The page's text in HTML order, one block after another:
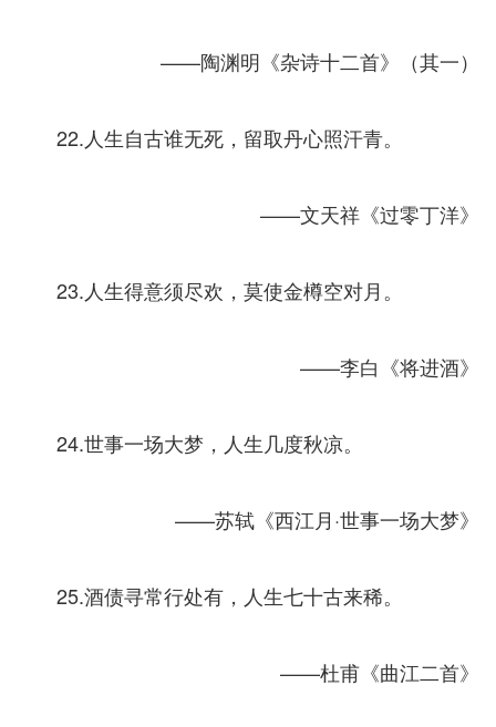
——陶渊明《杂诗十二首》（其一）
22.人生自古谁无死，留取丹心照汗青。
——文天祥《过零丁洋》
23.人生得意须尽欢，莫使金樽空对月。
——李白《将进酒》
24.世事一场大梦，人生几度秋凉。
——苏轼《西江月·世事一场大梦》
25.酒债寻常行处有，人生七十古来稀。
——杜甫《曲江二首》